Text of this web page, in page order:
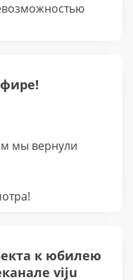
мы вернули
к юбилею
viju